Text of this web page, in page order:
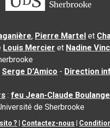
, Pierre Martel et
Louis Mercier et Nadine
Serge D’Amico - Direction
:feu Jean-Claude
de Sherbrooke
? Contactez-nous